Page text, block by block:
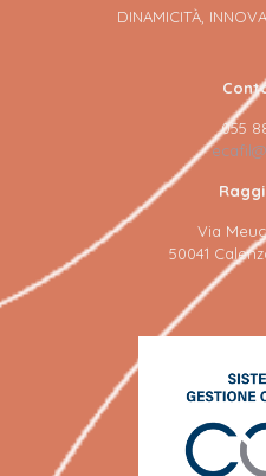
DINAMICITÀ,
055
Via
50041